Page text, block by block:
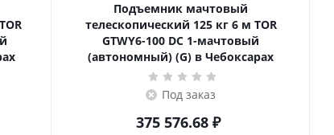
Подъемник мачтовый
телескопический 125 кг 6 м TOR
GTWY6-100 DC 1-мачтовый
(автономный) (G) в Чебоксарах
Под заказ
375 576.68₽